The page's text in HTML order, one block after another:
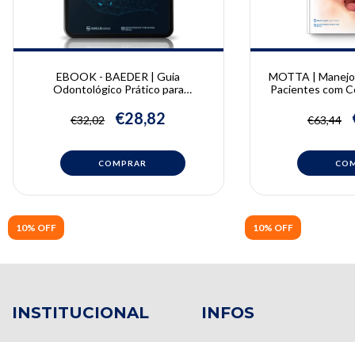
10% OFF
EBOOK - BAEDER | Guia
Odontológico Prático para
Complexidade | Fernando Martins
Baeder
€32,02 €28,82
10% OFF
MOTTA |
Pacientes com
Motta, Lara
Innocentini e
€63,44
INSTITUCIONAL INFOS